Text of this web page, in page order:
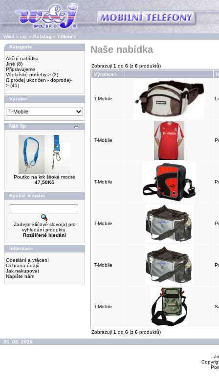
W&J s.r.o. » Katalog » T-Mobile
Kategorie
Akční nabídka
Jiné (8)
Připravujeme
Včelařské potřeby-> (3)
Ω prodej ukončen - doprodej-
> (41)
Výrobci
Náš tip
Poutko na krk široké modré
47,50Kč
Rychlé hledání
Zadejte klíčové slovo(a) pro
vyhledání produktu.
Rozšířené hledání
Informace
Odeslání a vrácení
Ochrana údajů
Jak nakupovat
Napište nám
Naše nabídka
Zobrazuji 1 do 6 (z 6 produktů)
Výrobce+
T-Mobile
T-Mobile
T-Mobile
T-Mobile
T-Mobile
T-Mobile
Zobrazuji 1 do 6 (z 6 produktů)
06. 08. 2026